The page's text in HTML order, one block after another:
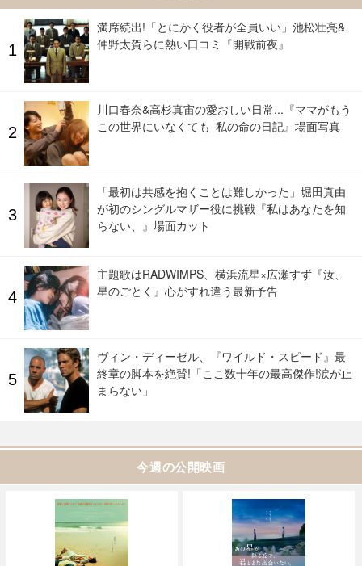
満席続出!「とにかく役者が全員いい」池松壮亮&
仲野太賀らに熱い口コミ『開戦前夜』
川口春奈&高杉真宙の愛おしい日常...『ママがもう
この世界にいなくても 私の命の日記』場面写真
「最初は共感を抱くことは難しかった」堀田真由
が初のシングルマザー役に挑戦『私はあなたを知
らない、』場面カット
主題歌はRADWIMPS、横浜流星×広瀬すず『汝、
星のごとく』心がすれ違う最新予告
ヴィン・ディーゼル、『ワイルド・スピード』最
終章の脚本を絶賛!「ここ数十年の最高傑作!涙が止
まらない」
今週の公開映画